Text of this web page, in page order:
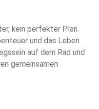
kein perfekter Plan.
und das Leben
auf dem Rad und
gemeinsamen